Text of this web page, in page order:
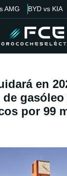
AMG BYD vs KIA
en
por 99